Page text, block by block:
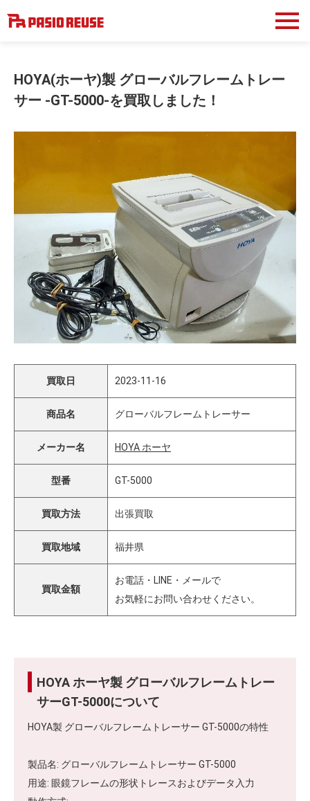
HOYA(ホーヤ)製 グローバルフレームトレー
サー -GT-5000-を買取しました！
買取日 2023-11-16
商品名 グローバルフレームトレーサー
メーカー名 HOYA ホーヤ
型番 GT-5000
買取方法 出張買取
買取地域 福井県
買取金額
お電話・LINE・メールで
お気軽にお問い合わせください。
HOYA ホーヤ製 グローバルフレームトレー
サーGT-5000について
HOYA製 グローバルフレームトレーサー GT-5000の特性
製品名: グローバルフレームトレーサー GT-5000
用途: 眼鏡フレームの形状トレースおよびデータ入力